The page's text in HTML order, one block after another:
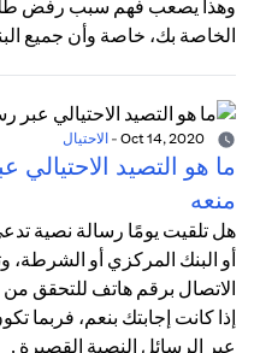
وهذا يصعب فهم سبب رفض طلب
الخاصة بك، خاصة وأن جميع
- الاحتيال
ما هو التصيد الاحتيالي
منعه
هل تلقيت يومًا رسالة نصية
أو البنك المركزي أو الشرطة،
الاتصال برقم هاتف للتحقق
إذا كانت إجابتك بنعم، فربما
عبر الرسائل النصية القصيرة .